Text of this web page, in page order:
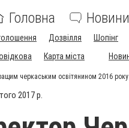
Головна Новини
Дозвілля Шопінг
Карта міста
черкаським освітянином 2016 року
2017 р.